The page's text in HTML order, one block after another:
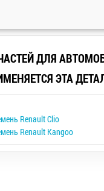
ДЛЯ
ЭТА
Renault Clio
Renault Kangoo